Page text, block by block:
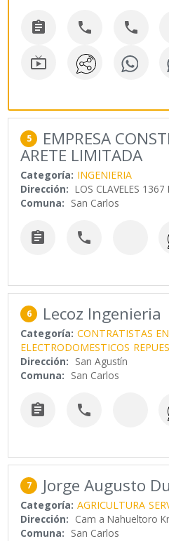
  

5 EMPRESA
ARETE LIMITADA
Categoría: INGENIERIA
Dirección: LOS CLAVELES 1367
Comuna: San Carlos
 
6 Lecoz Ingenieria
Categoría: CONTRATISTAS
ELECTRODOMESTICOS
Dirección: San Agustín
Comuna: San Carlos
 
7 Jorge Augusto
Categoría: AGRICULTURA
Dirección: Cam a Nahueltoro
Comuna: San Carlos